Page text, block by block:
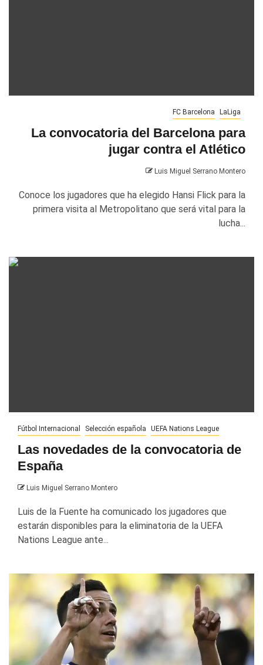
FC Barcelona LaLiga
La convocatoria del Barcelona para
jugar contra el Atlético
Luis Miguel Serrano Montero
Conoce los jugadores que ha elegido Hansi Flick para la
primera visita al Metropolitano que será vital para la
lucha...
Fútbol Internacional Selección española UEFA Nations League
Las novedades de la convocatoria de
España
Luis Miguel Serrano Montero
Luis de la Fuente ha comunicado los jugadores que
estarán disponibles para la eliminatoria de la UEFA
Nations League ante...